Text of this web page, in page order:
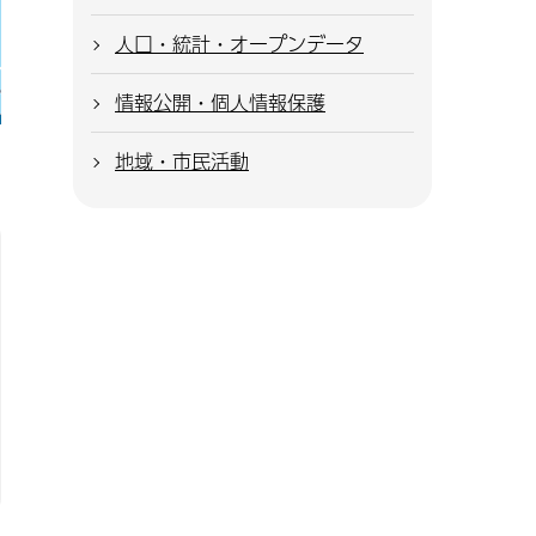
人口・統計・オープンデータ
情報公開・個人情報保護
地域・市民活動